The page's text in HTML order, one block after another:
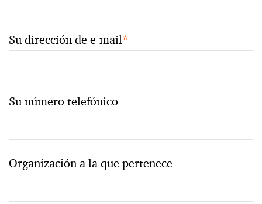
Su dirección de e-mail*
Su número telefónico
Organización a la que pertenece